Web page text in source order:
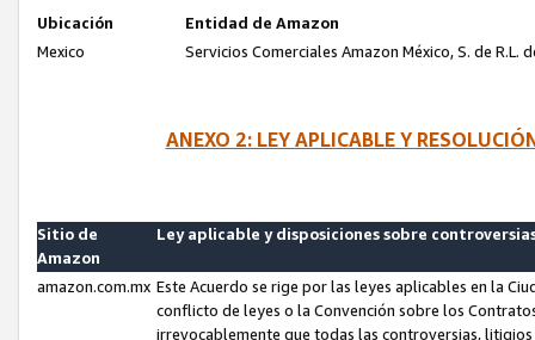
Ubicación
Entidad de Amazon
Mexico
Servicios Comerciales Amazon México, S. de R.L.
ANEXO 2: LEY APLICABLE Y
Sitio de
Amazon
Ley aplicable y disposiciones sobre
amazon.com.mx Este Acuerdo se rige por las leyes aplicables en la
conflicto de leyes o la Convención sobre los
irrevocablemente que todas las controversias,